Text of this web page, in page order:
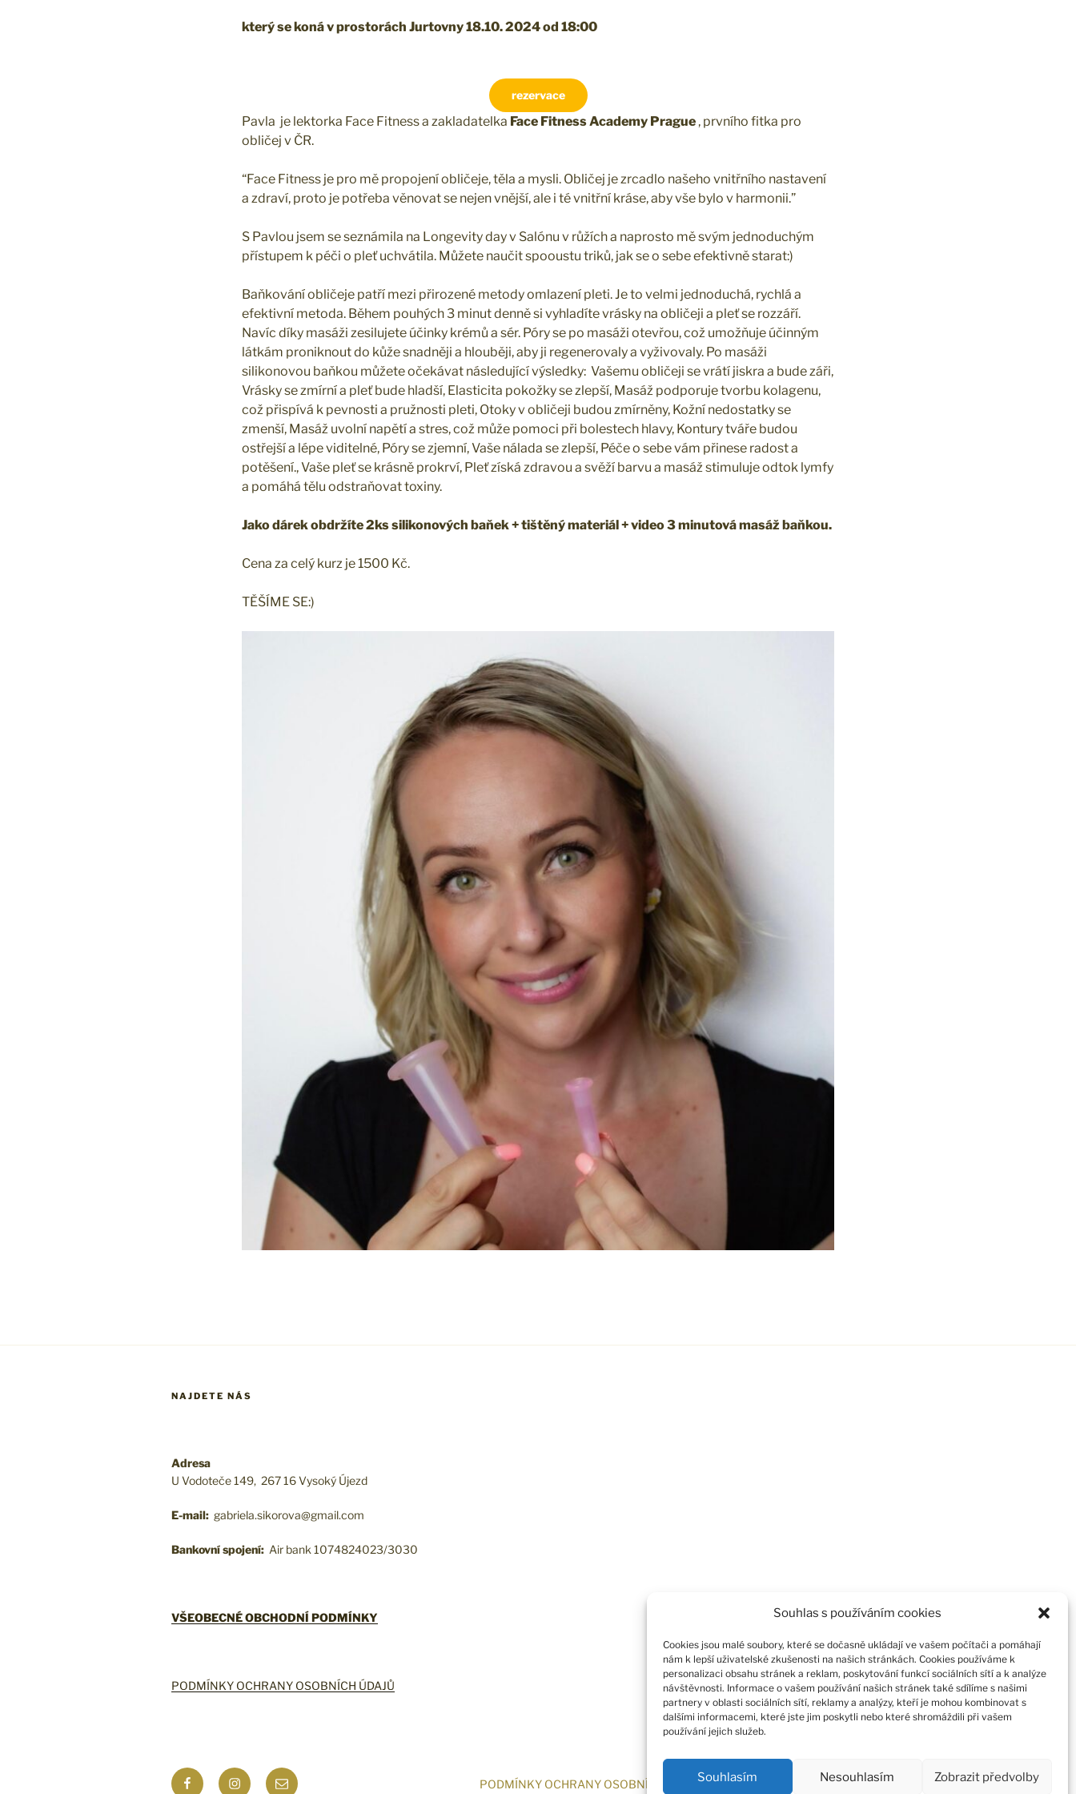
Souhlas s používáním cookies
Cookies jsou malé soubory, které se dočasně ukládají ve vašem počítači a pomáhají
nám k lepší uživatelské zkušenosti na našich stránkách. Cookies používáme k
personalizaci obsahu stránek a reklam, poskytování funkcí sociálních sítí a k analýze
návštěvnosti. Informace o vašem používání našich stránek také sdílíme s našimi
partnery v oblasti sociálních sítí, reklamy a analýzy, kteří je mohou kombinovat s
dalšími informacemi, které jste jim poskytli nebo které shromáždili při vašem
používání jejich služeb.
Souhlasím Nesouhlasím Zobrazit předvolby
který se koná v prostorách Jurtovny 18.10. 2024 od 18:00
rezervace
Pavla je lektorka Face Fitness a zakladatelka Face Fitness Academy Prague , prvního fitka pro
obličej v ČR.
“Face Fitness je pro mě propojení obličeje, těla a mysli. Obličej je zrcadlo našeho vnitřního nastavení
a zdraví, proto je potřeba věnovat se nejen vnější, ale i té vnitřní kráse, aby vše bylo v harmonii.”
S Pavlou jsem se seznámila na Longevity day v Salónu v růžích a naprosto mě svým jednoduchým
přístupem k péči o pleť uchvátila. Můžete naučit spooustu triků, jak se o sebe efektivně starat:)
Baňkování obličeje patří mezi přirozené metody omlazení pleti. Je to velmi jednoduchá, rychlá a
efektivní metoda. Během pouhých 3 minut denně si vyhladíte vrásky na obličeji a pleť se rozzáří.
Navíc díky masáži zesilujete účinky krémů a sér. Póry se po masáži otevřou, což umožňuje účinným
látkám proniknout do kůže snadněji a hlouběji, aby ji regenerovaly a vyživovaly. Po masáži
silikonovou baňkou můžete očekávat následující výsledky: Vašemu obličeji se vrátí jiskra a bude záři,
Vrásky se zmírní a pleť bude hladší, Elasticita pokožky se zlepší, Masáž podporuje tvorbu kolagenu,
což přispívá k pevnosti a pružnosti pleti, Otoky v obličeji budou zmírněny, Kožní nedostatky se
zmenší, Masáž uvolní napětí a stres, což může pomoci při bolestech hlavy, Kontury tváře budou
ostřejší a lépe viditelné, Póry se zjemní, Vaše nálada se zlepší, Péče o sebe vám přinese radost a
potěšení., Vaše pleť se krásně prokrví, Pleť získá zdravou a svěží barvu a masáž stimuluje odtok lymfy
a pomáhá tělu odstraňovat toxiny.
Jako dárek obdržíte 2ks silikonových baňek + tištěný materiál + video 3 minutová masáž baňkou.
Cena za celý kurz je 1500 Kč.
TĚŠÍME SE:)
NAJDETE NÁS
Adresa
U Vodoteče 149, 267 16 Vysoký Újezd
E-mail: gabriela.sikorova@gmail.com
Bankovní spojení: Air bank 1074824023/3030
VŠEOBECNÉ OBCHODNÍ PODMÍNKY
PODMÍNKY OCHRANY OSOBNÍCH ÚDAJŮ
FacebookInstagramEmail PODMÍNKY OCHRANY OSOBNÍCH ÚDAJŮ Proudly powered by WordPress